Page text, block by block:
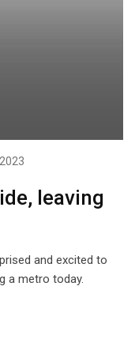
leaving
and excited to
a metro today.